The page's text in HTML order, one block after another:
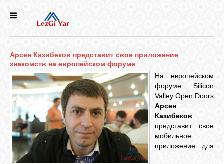
СЕЛА
ИСТОРИЯ
КУЛЬТУРА
ГОЛОС
ЛЕЗГИН
Арсен Казибеков представит свое приложение
знакомств на европейском форуме
На европейском
форуме Silicon
Valley Open Doors
Арсен
Казибеков
представит свое
мобильное
приложение для